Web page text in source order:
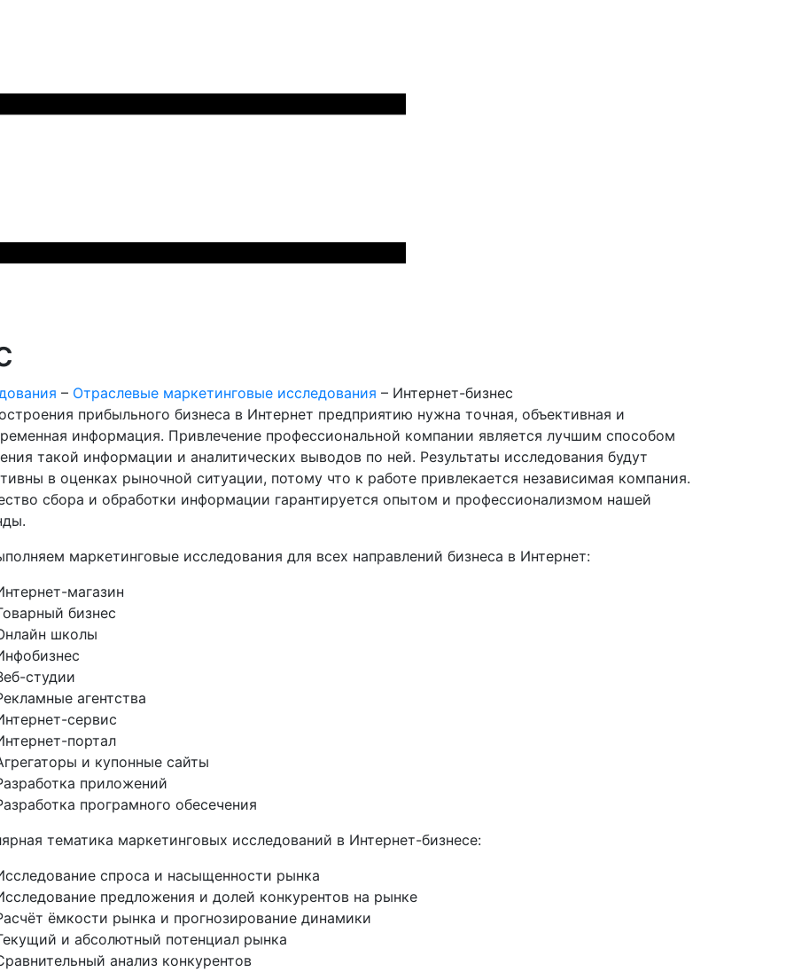
– Отраслевые маркетинговые исследования – Интернет-бизнес
прибыльного бизнеса в Интернет предприятию нужна точная, объективная и
информация. Привлечение профессиональной компании является лучшим способом
такой информации и аналитических выводов по ней. Результаты исследования будут
в оценках рыночной ситуации, потому что к работе привлекается независимая компания.
сбора и обработки информации гарантируется опытом и профессионализмом нашей
маркетинговые исследования для всех направлений бизнеса в Интернет:
магазин
бизнес
школы
студии
агентства
сервис
портал
и купонные сайты
приложений
програмного обесечения
тематика маркетинговых исследований в Интернет-бизнесе:
спроса и насыщенности рынка
предложения и долей конкурентов на рынке
ёмкости рынка и прогнозирование динамики
и абсолютный потенциал рынка
анализ конкурентов